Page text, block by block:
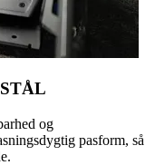
og
pasform, så